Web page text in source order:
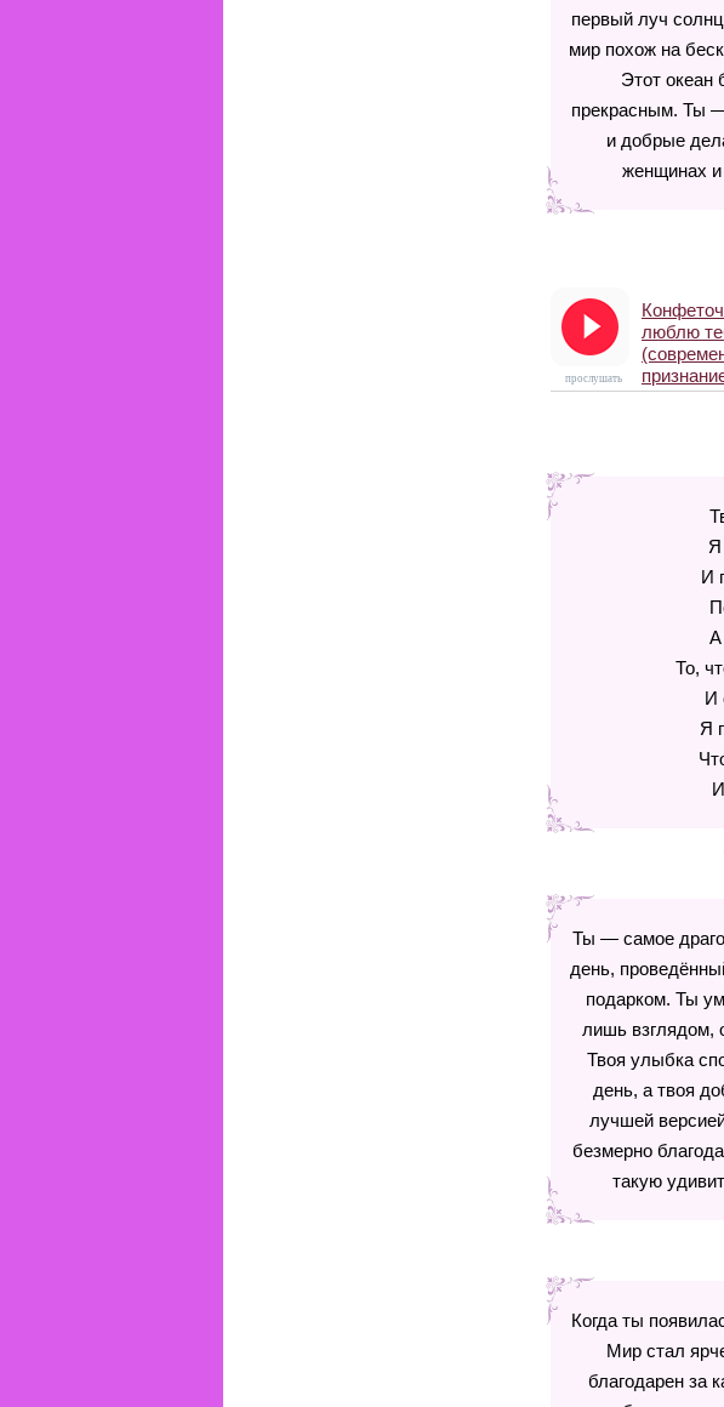
первый луч
мир похож на
Этот океан
прекрасным. Ты
и добрые
женщинах
люблю
песня
прослушать
Я
И
А
То,
И
Я
Ты — самое
день,
подарком. Ты
лишь взглядом,
Твоя улыбка
день, а твоя
лучшей
безмерно
такую
Когда ты
Мир стал
благодарен за